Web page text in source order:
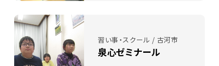
習い事・スクール / 古河市
泉心ゼミナール